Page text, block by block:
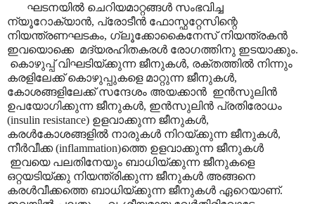
ഘടനയിൽ ചെറിയമാറ്റങ്ങൾ സംഭവിച്ച
ന്യൂറോക്യാൻ, പ്രോടീൻ ഫോസ്ഫറ്റേസിന്റെ
നിയന്ത്രണഘടകം, ഗ്ലൂക്കോകൈനേസ് നിയന്ത്രകൻ
ഇവയൊക്കെ മദ്യരഹിതകരൾ രോഗത്തിനു ഇടയാക്കും.
കൊഴുപ്പ് വിഘടിയ്ക്കുന്ന ജീനുകൾ, രക്തത്തിൽ നിന്നും
കരളിലേക്ക് കൊഴുപ്പുകളെ മാറ്റുന്ന ജീനുകൾ,
കോശങ്ങളിലേക്ക് സന്ദേശം അയക്കാൻ ഇൻസുലിൻ
ഉപയോഗിക്കുന്ന ജീനുകൾ, ഇൻസുലിൻ പ്രതിരോധം
(insulin resistance) ഉളവാക്കുന്ന ജീനുകൾ,
കരൾകോശങ്ങളിൽ നാരുകൾ നിറയ്ക്കുന്ന ജീനുകൾ,
നീർവീക്ക (inflammation)ത്തെ ഉളവാക്കുന്ന ജീനുകൾ
ഇവയെ പലതിനേയും ബാധിയ്ക്കുന്ന ജീനുകളെ
ഒറ്റയടിയ്ക്കു നിയന്ത്രിക്കുന്ന ജീനുകൾ അങ്ങനെ
കരൾവീക്കത്തെ ബാധിയ്ക്കുന്ന ജീനുകൾ ഏറെയാണ്.